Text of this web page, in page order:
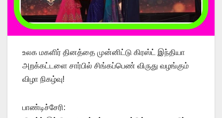
உலக மகளிர் தினத்தை முன்னிட்டு கிரஸ்ட் இந்தியா
அறக்கட்டளை சார்பில் சிங்கப்பெண் விருது வழங்கும்
விழா நிகழ்வு!
பாண்டிச்சேரி: